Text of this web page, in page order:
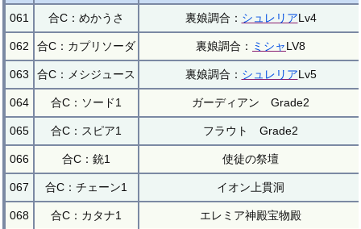
061 合C：めかうさ 裏娘調合： シュレリアLv4
062 合C：カプリソーダ 裏娘調合： ミシャLV8
063 合C：メシジュース 裏娘調合： シュレリアLv5
064 合C：ソード1 ガーディアン Grade2
065 合C：スピア1 フラウト Grade2
066 合C：銃1 使徒の祭壇
067 合C：チェーン1 イオン上貫洞
068 合C：カタナ1 エレミア神殿宝物殿